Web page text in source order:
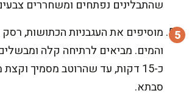
שהתבלינים נפתחים ומשחררים
מוסיפים את העגבניות הכתושות, רסק
והמים. מביאים לרתיחה קלה
כ-15 דקות, עד שהרוטב מסמיך
סבתא.